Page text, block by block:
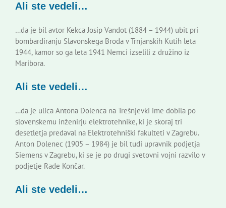
Slovenski dom Zagreb
Svet
Novi odmev – naše glasilo
Založništvo
Koristne informacije
Ali ste vedeli…
…da je bil avtor Kekca Josip Vandot (1884 – 1944) ubit pri
bombardiranju Slavonskega Broda v Trnjanskih Kutih leta
1944, kamor so ga leta 1941 Nemci izselili z družino iz
Maribora.
Ali ste vedeli…
…da je ulica Antona Dolenca na Trešnjevki ime dobila po
slovenskemu inženirju elektrotehnike, ki je skoraj tri
desetletja predaval na Elektrotehniški fakulteti v Zagrebu.
Anton Dolenec (1905 – 1984) je bil tudi upravnik podjetja
Siemens v Zagrebu, ki se je po drugi svetovni vojni razvilo v
podjetje Rade Končar.
Ali ste vedeli…